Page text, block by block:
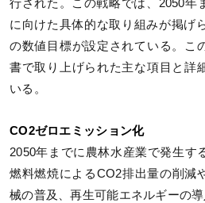
行された。この戦略では、2050年
に向けた具体的な取り組みが掲げ
の数値目標が設定されている。こ
書で取り上げられた主な項目と詳
いる。
CO2ゼロエミッション化
2050年までに農林水産業で発生す
燃料燃焼によるCO2排出量の削減
械の普及、再生可能エネルギーの